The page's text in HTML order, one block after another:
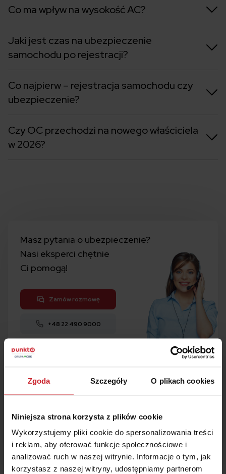
Zgoda Szczegóły O plikach cookies
Niniejsza strona korzysta z plików cookie
Wykorzystujemy pliki cookie do spersonalizowania treści
i reklam, aby oferować funkcje społecznościowe i
analizować ruch w naszej witrynie. Informacje o tym, jak
korzystasz z naszej witryny, udostępniamy partnerom
Co ma wpływ na wysokość AC?
Jaki jest czas na ubezpieczenie
samochodu po rejestracji?
Co najpierw – rejestracja samochodu czy
ubezpieczenie?
Czy OC przechodzi na nowego właściciela
w 2026?
Masz pytania o ubezpieczenie?
Nasi eksperci chętnie
Ci pomogą!
Zamów rozmowę
+48 22 490 9000
1 Porównaj w 5 minut
nawet 50%
Oblicz składkę